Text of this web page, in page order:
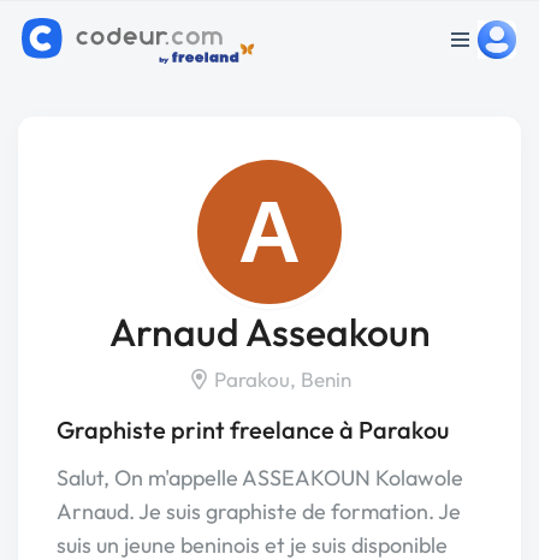
A
Arnaud Asseakoun
Parakou, Benin
Graphiste print freelance à Parakou
Salut, On m'appelle ASSEAKOUN Kolawole
Arnaud. Je suis graphiste de formation. Je
suis un jeune beninois et je suis disponible